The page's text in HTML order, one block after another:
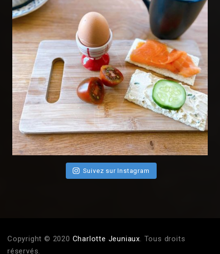
Suivez sur Instagram
Copyright © 2020 Charlotte Jeuniaux. Tous droits
réservés.